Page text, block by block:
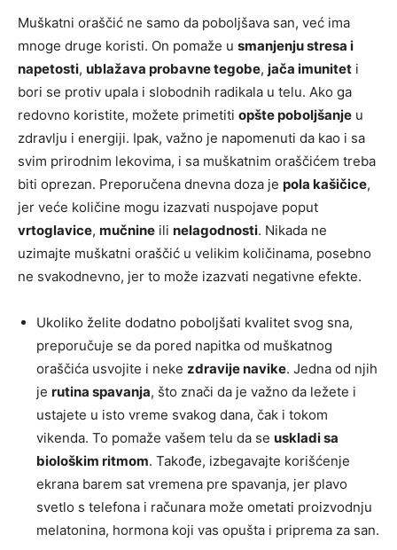
Muškatni oraščić ne samo da poboljšava san, već ima
mnoge druge koristi. On pomaže u smanjenju stresa i
napetosti, ublažava probavne tegobe, jača imunitet i
bori se protiv upala i slobodnih radikala u telu. Ako ga
redovno koristite, možete primetiti opšte poboljšanje u
zdravlju i energiji. Ipak, važno je napomenuti da kao i sa
svim prirodnim lekovima, i sa muškatnim oraščićem treba
biti oprezan. Preporučena dnevna doza je pola kašičice,
jer veće količine mogu izazvati nuspojave poput
vrtoglavice, mučnine ili nelagodnosti. Nikada ne
uzimajte muškatni oraščić u velikim količinama, posebno
ne svakodnevno, jer to može izazvati negativne efekte.
Ukoliko želite dodatno poboljšati kvalitet svog sna,
preporučuje se da pored napitka od muškatnog
oraščića usvojite i neke zdravije navike. Jedna od njih
je rutina spavanja, što znači da je važno da ležete i
ustajete u isto vreme svakog dana, čak i tokom
vikenda. To pomaže vašem telu da se uskladi sa
biološkim ritmom. Takođe, izbegavajte korišćenje
ekrana barem sat vremena pre spavanja, jer plavo
svetlo s telefona i računara može ometati proizvodnju
melatonina, hormona koji vas opušta i priprema za san.